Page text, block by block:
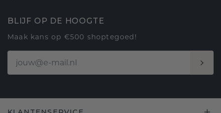
BLIJF OP DE HOOGTE
Maak kans op €500 shoptegoed!